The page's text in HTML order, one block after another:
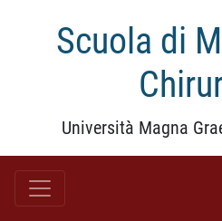
Scuola di
Università Magna